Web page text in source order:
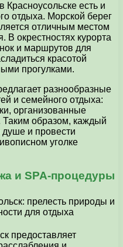
есть и
отдыха. Морской берег
отличным местом
В окрестностях курорта
и маршрутов для
красотой
прогулками.
разнообразные
и семейного отдыха:
организованные
Таким образом, каждый
душе и провести
уголке
и SPA-процедуры
предоставляет